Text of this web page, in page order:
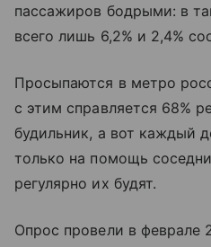
пассажиров бодрыми: в
всего лишь 6,2% и 2,4%
Просыпаются в метро
с этим справляется 68%
будильник, а вот каждый
только на помощь
регулярно их будят.
Опрос провели в феврале